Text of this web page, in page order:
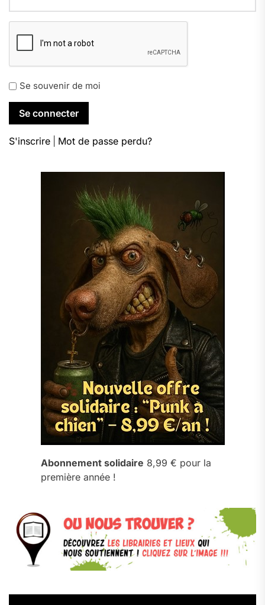
Se souvenir de moi
S'inscrire Mot de passe perdu?
Abonnement solidaire 8,99 € pour la
première année !